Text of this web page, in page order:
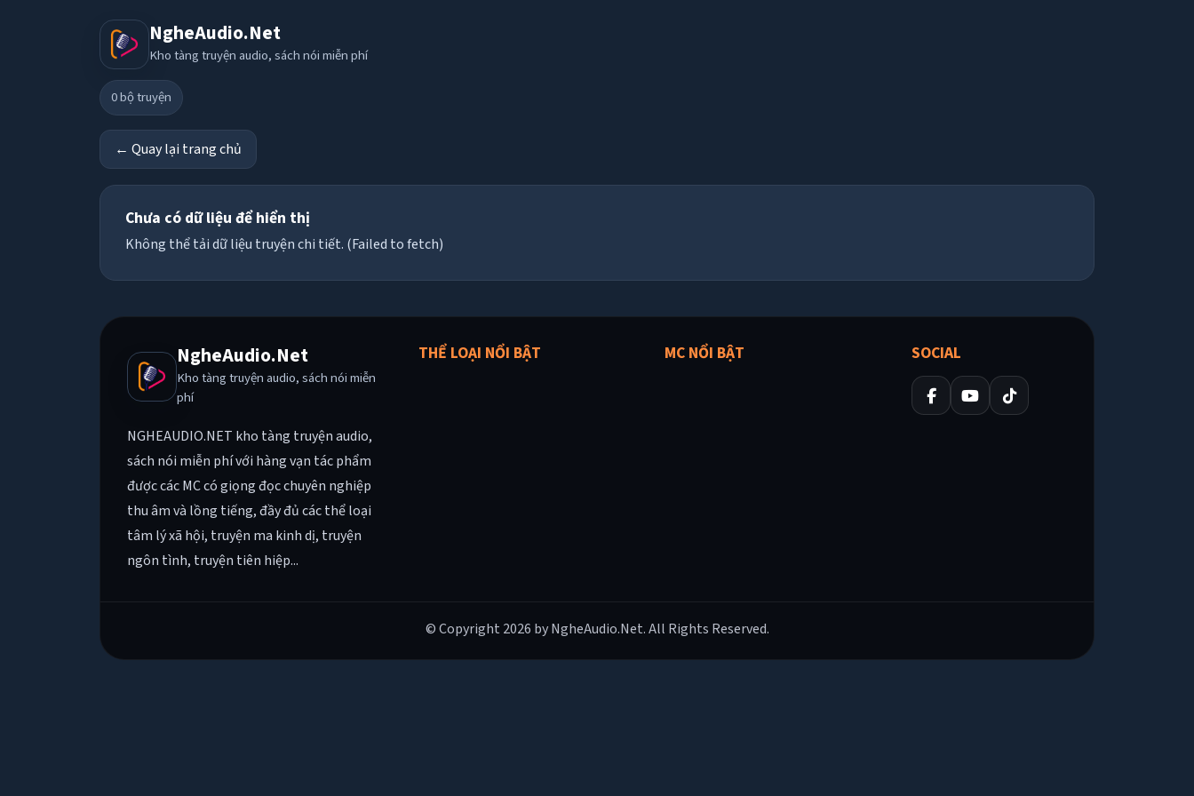
NgheAudio.Net
Kho tàng truyện audio, sách nói miễn phí
0bộ truyện
← Quay lại trang chủ
Chưa có dữ liệu để hiển thị
Không thể tải dữ liệu truyện chi tiết. (Failed to fetch)
NgheAudio.Net
Kho tàng truyện audio, sách nói miễn
phí
NGHEAUDIO.NET kho tàng truyện audio,
sách nói miễn phí với hàng vạn tác phẩm
được các MC có giọng đọc chuyên nghiệp
thu âm và lồng tiếng, đầy đủ các thể loại
tâm lý xã hội, truyện ma kinh dị, truyện
ngôn tình, truyện tiên hiệp...
THỂ LOẠI NỔI BẬT MC NỔI BẬT SOCIAL
© Copyright 2026 by NgheAudio.Net. All Rights Reserved.